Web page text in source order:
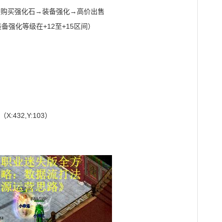
买强化石→装备强化→高价出售
强化等级在+12至+15区间）
X:432,Y:103）